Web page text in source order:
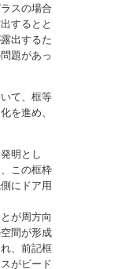
スの場合
するとと
出するた
題があっ
て、框等
を進め、
明とし
この框枠
にドア用
が周方向
間が形成
、前記框
がビード